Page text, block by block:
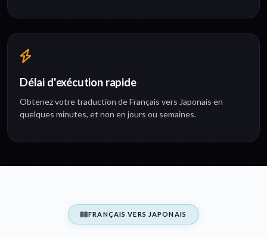
Délai d'exécution rapide
Obtenez votre traduction de Français vers Japonais en
quelques minutes, et non en jours ou semaines.
FRANÇAIS VERS JAPONAIS